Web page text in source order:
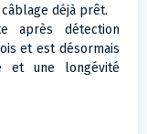
déjà prêt.
après détection
et est désormais
et une longévité